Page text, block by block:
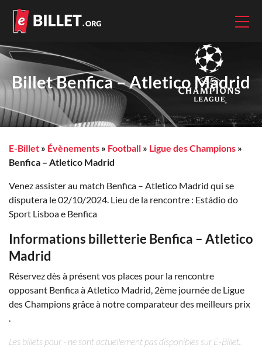
Billet Benfica – Atletico Madrid
E-Billet » Évènements » Football » Ligue des Champions »
Benfica – Atletico Madrid
Venez assister au match Benfica – Atletico Madrid qui se
disputera le 02/10/2024. Lieu de la rencontre : Estádio do
Sport Lisboa e Benfica
Informations billetterie Benfica – Atletico
Madrid
Réservez dès à présent vos places pour la rencontre
opposant Benfica à Atletico Madrid, 2ème journée de Ligue
des Champions grâce à notre comparateur des meilleurs prix
.
Les billets pour - ne sont actuellement pas disponibles sur E-Billet.